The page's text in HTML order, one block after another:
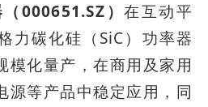
000651.SZ）在互动平
力碳化硅（SiC）功率器
模化量产，在商用及家用
源等产品中稳定应用，同